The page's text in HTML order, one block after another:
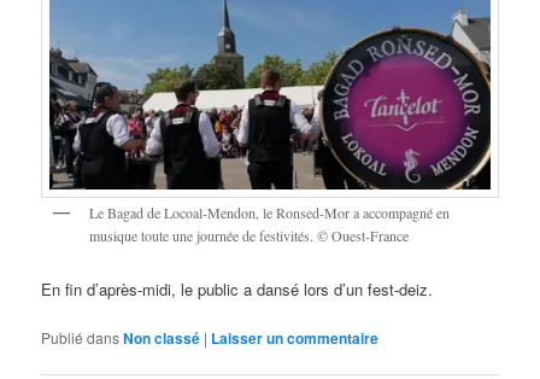
Le Bagad de Locoal-Mendon, le Ronsed-Mor a accompagné en
musique toute une journée de festivités. © Ouest-France
En fin d’après-midi, le public a dansé lors d’un fest-deiz.
Publié dansNon classé | Laisser un commentaire